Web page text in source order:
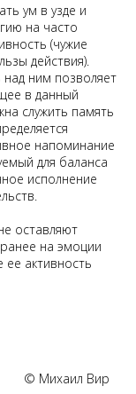
ум в узде и
на часто
(чужие
действия).
ним позволяет
в данный
служить память
напоминание
для баланса
исполнение
оставляют
на эмоции
ее активность
© Михаил Вир